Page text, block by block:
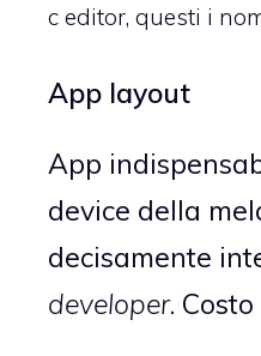
c editor, questi i
App layout
App
device della
decisamente
developer.